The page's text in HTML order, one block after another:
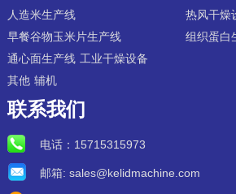
人造米生产线
早餐谷物玉米片生产线
通心面生产线 工业干燥设备
其他 辅机
热风干燥
组织蛋白
联系我们
电话： 15715315973
邮箱: sales@kelidmachine.com